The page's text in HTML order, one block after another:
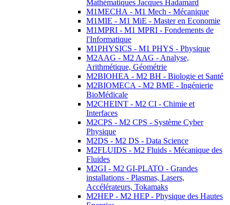
Mathématiques Jacques Hadamard
M1MECHA - M1 Mech - Mécanique
M1MIE - M1 MiE - Master en Economie
M1MPRI - M1 MPRI - Fondements de
l'Informatique
M1PHYSICS - M1 PHYS - Physique
M2AAG - M2 AAG - Analyse,
Arithmétique, Géométrie
M2BIOHEA - M2 BH - Biologie et Santé
M2BIOMECA - M2 BME - Ingénierie
BioMédicale
M2CHEINT - M2 CI - Chimie et
Interfaces
M2CPS - M2 CPS - Système Cyber
Physique
M2DS - M2 DS - Data Science
M2FLUIDS - M2 Fluids - Mécanique des
Fluides
M2GI - M2 GI-PLATO - Grandes
installations - Plasmas, Lasers,
Accélérateurs, Tokamaks
M2HEP - M2 HEP - Physique des Hautes